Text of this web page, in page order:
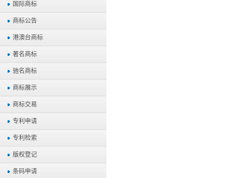
国际商标
商标公告
港澳台商标
著名商标
驰名商标
商标展示
商标交易
专利申请
专利检索
版权登记
条码申请